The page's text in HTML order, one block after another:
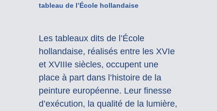
tableau de l’École hollandaise
Les tableaux dits de l’École
hollandaise, réalisés entre les XVIe
et XVIIIe siècles, occupent une
place à part dans l’histoire de la
peinture européenne. Leur finesse
d’exécution, la qualité de la lumière,